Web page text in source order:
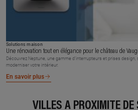
Solutions maison
Une rénovation tout en élégance pour le château de
Découvrez Neptune, une gamme d’interrupteurs et prises
moderniser votre intérieur.
En savoir plus
VILLES À PROXIMITÉ DE